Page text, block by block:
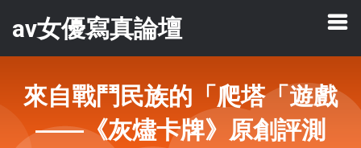
av女優寫真論壇
來自戰鬥民族的「爬塔「遊戲
——《灰燼卡牌》原創評測